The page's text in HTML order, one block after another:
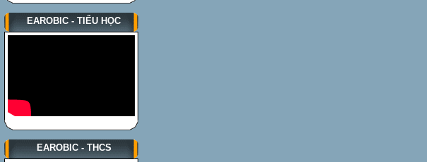
EAROBIC - TIỂU HỌC
EAROBIC - THCS